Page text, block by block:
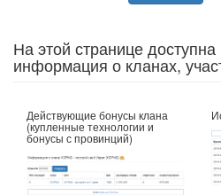
На этой странице
информация о кланах,
Действующие бонусы клана
(купленные технологии и
бонусы с провинций)